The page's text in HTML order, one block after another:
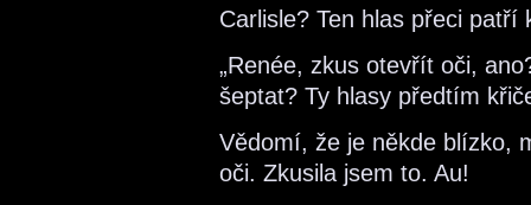
Carlisle? Ten hlas přeci
„Renée, zkus otevřít oči,
šeptat? Ty hlasy předtím
Vědomí, že je někde blízko,
oči. Zkusila jsem to. Au!